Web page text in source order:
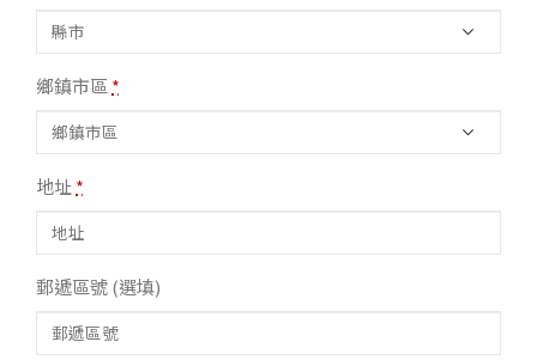
鄉鎮市區 *
地址*
郵遞區號(選填)